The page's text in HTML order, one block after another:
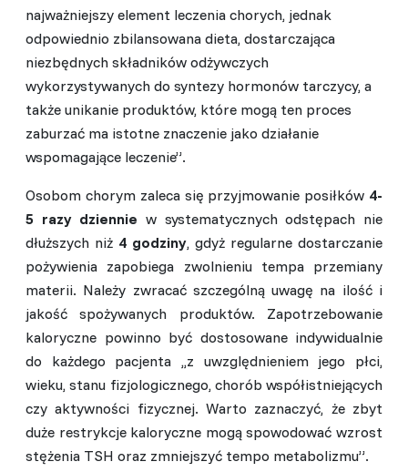
najważniejszy element leczenia chorych, jednak
odpowiednio zbilansowana dieta, dostarczająca
niezbędnych składników odżywczych
wykorzystywanych do syntezy hormonów tarczycy, a
także unikanie produktów, które mogą ten proces
zaburzać ma istotne znaczenie jako działanie
wspomagające leczenie”.
Osobom chorym zaleca się przyjmowanie posiłków 4-
5 razy dziennie w systematycznych odstępach nie
dłuższych niż 4 godziny, gdyż regularne dostarczanie
pożywienia zapobiega zwolnieniu tempa przemiany
materii. Należy zwracać szczególną uwagę na ilość i
jakość spożywanych produktów. Zapotrzebowanie
kaloryczne powinno być dostosowane indywidualnie
do każdego pacjenta ,,z uwzględnieniem jego płci,
wieku, stanu fizjologicznego, chorób współistniejących
czy aktywności fizycznej. Warto zaznaczyć, że zbyt
duże restrykcje kaloryczne mogą spowodować wzrost
stężenia TSH oraz zmniejszyć tempo metabolizmu”.